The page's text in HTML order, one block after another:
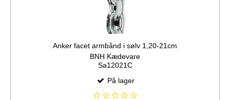
Anker facet armbånd i sølv 1,20-21cm
BNH Kædevare
Sa12021C
På lager